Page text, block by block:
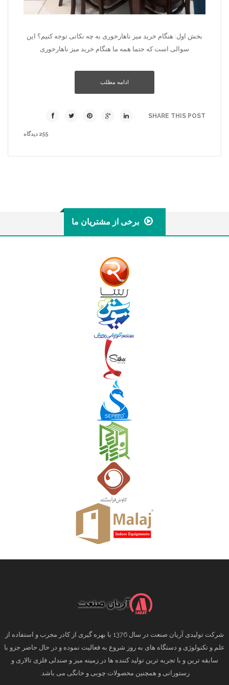
بخش اول: هنگام خرید میز ناهارخوری به چه نکاتی توجه کنیم؟ این
سوالی است که حتما همه ما هنگام خرید میز ناهارخوری
ادامه مطلب
SHARE THIS POST
255 دیدگاه
برخی از مشتریان ما
شرکت تولیدی آریان صنعت در سال 1376 با بهره گیری از کادر مجرب و استفاده از
علم و تکنولوژی و دستگاه های به روز شروع به فعالیت نموده و در حال حاضر جزو با
سابقه ترین و با تجربه ترین تولید کننده ها در زمینه میز و صندلی فلزی تالاری و
رستورانی و همچنین محصولات چوبی و خانگی می باشد.